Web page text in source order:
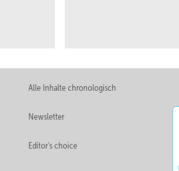
Alle Inhalte chronologisch
Newsletter
Editor's choice